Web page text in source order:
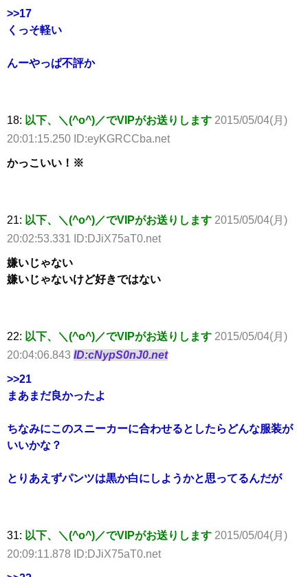
>>17
くっそ軽い
んーやっぱ不評か
18: 以下、＼(^o^)／でVIPがお送りします 2015/05/04(月)
20:01:15.250 ID:eyKGRCCba.net
かっこいい！※
21: 以下、＼(^o^)／でVIPがお送りします 2015/05/04(月)
20:02:53.331 ID:DJiX75aT0.net
嫌いじゃない
嫌いじゃないけど好きではない
22: 以下、＼(^o^)／でVIPがお送りします 2015/05/04(月)
20:04:06.843 ID:cNypS0nJ0.net
>>21
まあまだ良かったよ
ちなみにこのスニーカーに合わせるとしたらどんな服装が
いいかな？
とりあえずパンツは黒か白にしようかと思ってるんだが
31: 以下、＼(^o^)／でVIPがお送りします 2015/05/04(月)
20:09:11.878 ID:DJiX75aT0.net